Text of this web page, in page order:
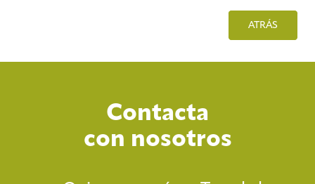
ATRÁS
Contacta
con nosotros